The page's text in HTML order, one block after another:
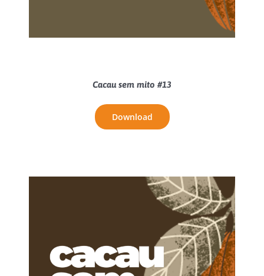
Cacau sem mito #13
Download